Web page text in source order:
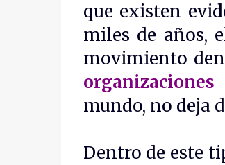
que existen
miles de años,
movimiento
organizaciones
mundo, no deja
Dentro de este